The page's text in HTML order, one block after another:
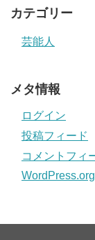
カテゴリー
芸能人
メタ情報
ログイン
投稿フィード
コメントフィ
WordPress.org